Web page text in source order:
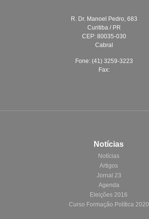
R. Dr. Manoel Pedro, 683
Curitiba / PR
CEP: 80035-030
Cabral
Fone: (41) 3259-3223
Fax:
Notícias
Notícias
Artigos
Jornal 23
Agenda
Eleições 2016
Curso Formação Política 2020